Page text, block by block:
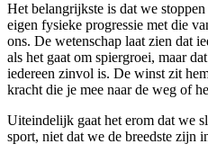
Het belangrijkste is dat we
eigen fysieke progressie met die
ons. De wetenschap laat zien dat
als het gaat om spiergroei, maar
iedereen zinvol is. De winst zit
kracht die je mee naar de weg of
Uiteindelijk gaat het erom dat we
sport, niet dat we de breedste zijn